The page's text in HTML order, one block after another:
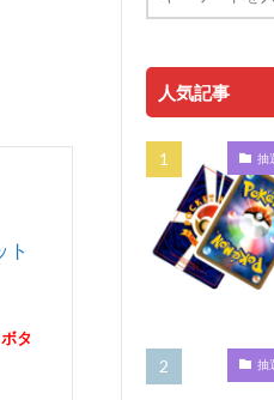
ト
タ
人気記事
抽
抽